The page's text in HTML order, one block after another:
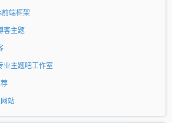
端框架
客主题
业主题吧工作室
站